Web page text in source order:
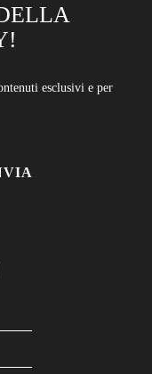
esclusivi e per